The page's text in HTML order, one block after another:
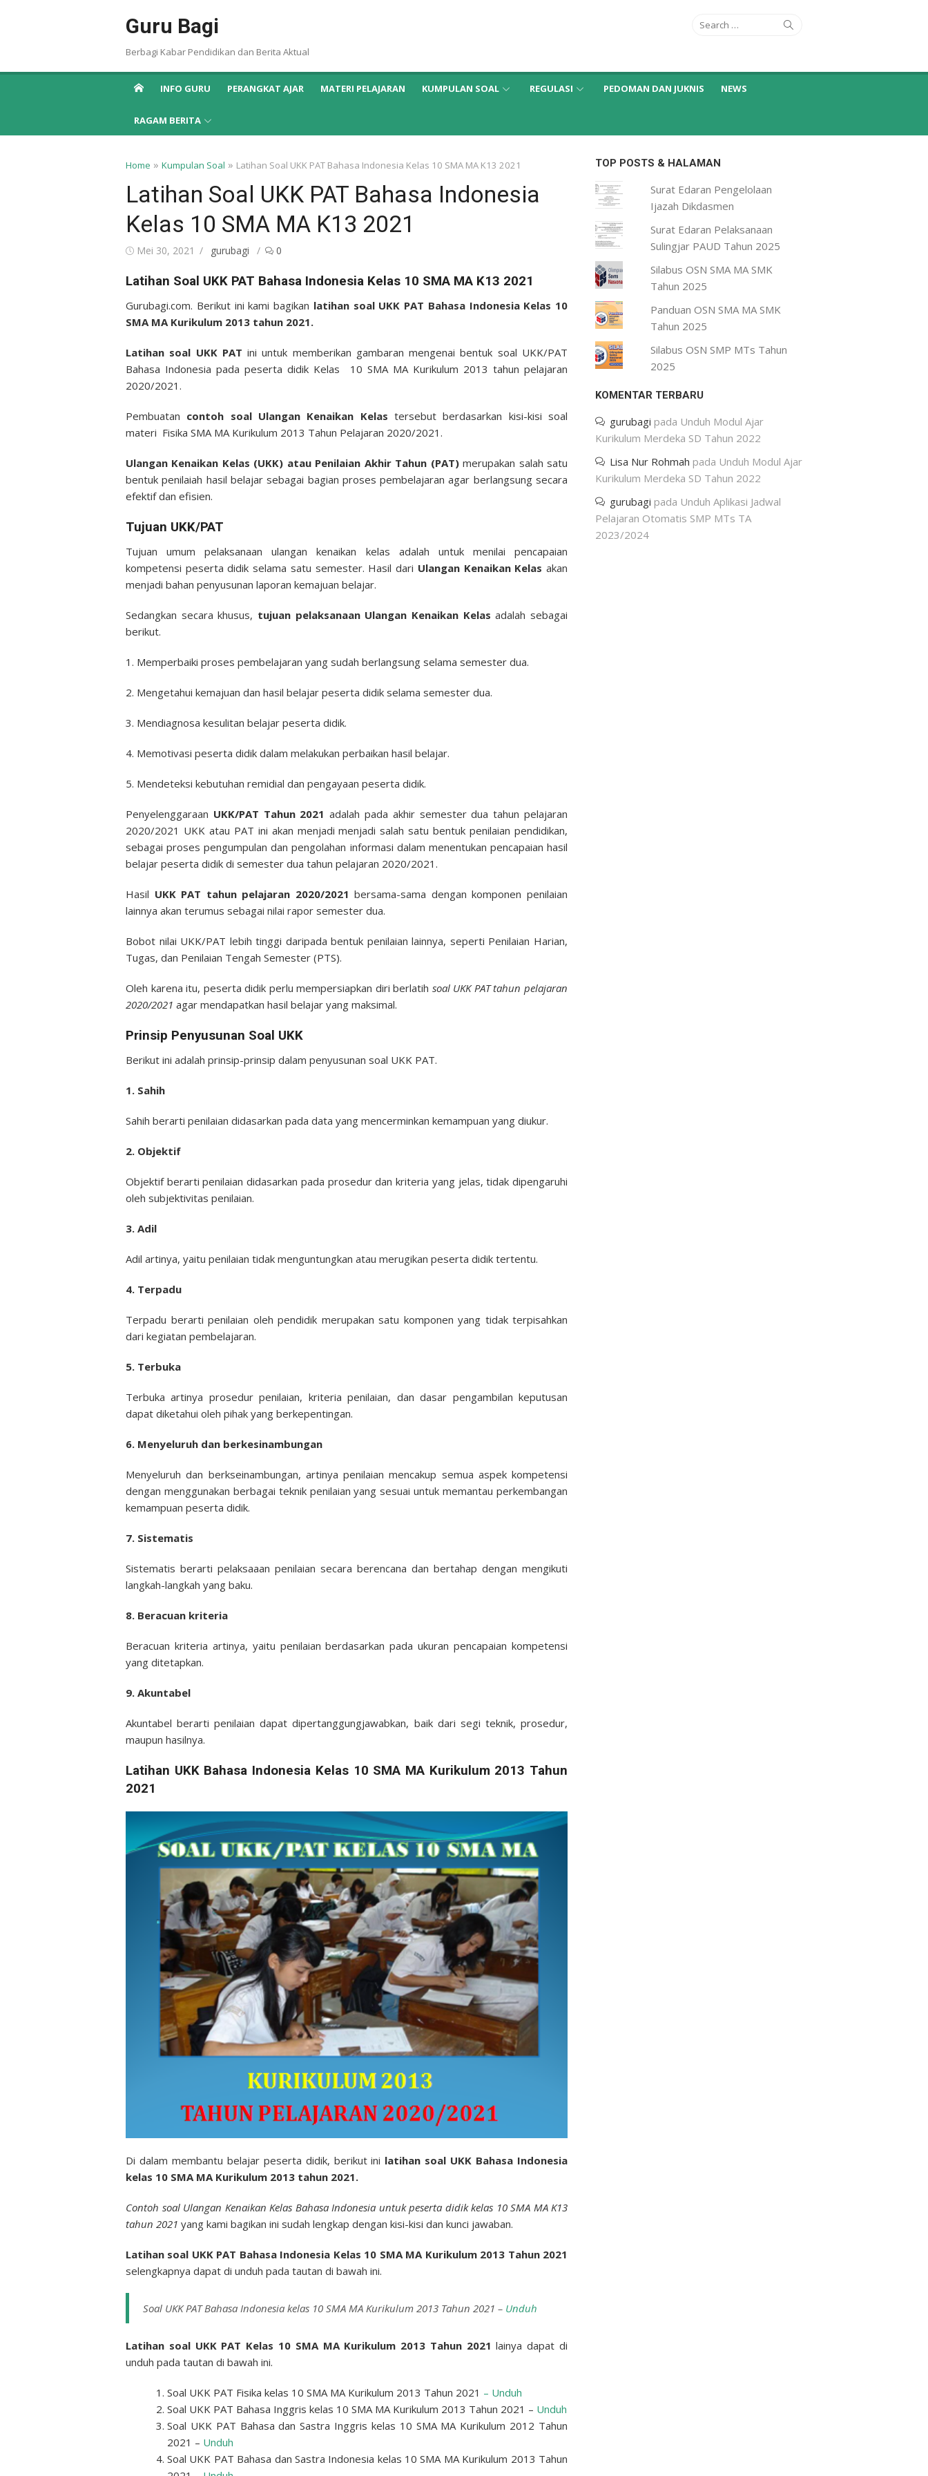
Guru Bagi
Berbagi Kabar Pendidikan dan Berita Aktual
Search
INFO GURU PERANGKAT AJAR MATERI PELAJARAN KUMPULAN SOAL REGULASI PEDOMAN DAN JUKNIS NEWS
RAGAM BERITA
Home » Kumpulan Soal » Latihan Soal UKK PAT Bahasa Indonesia Kelas 10 SMA MA K13 2021
Latihan Soal UKK PAT Bahasa Indonesia
Kelas 10 SMA MA K13 2021
PostedMei 30, 2021 Author
gurubagi 0
Latihan Soal UKK PAT Bahasa Indonesia Kelas 10 SMA MA K13 2021
Gurubagi.com. Berikut ini kami bagikan latihan soal UKK PAT Bahasa Indonesia Kelas 10
SMA MA Kurikulum 2013 tahun 2021.
Latihan soal UKK PAT ini untuk memberikan gambaran mengenai bentuk soal UKK/PAT
Bahasa Indonesia pada peserta didik Kelas 10 SMA MA Kurikulum 2013 tahun pelajaran
2020/2021.
Pembuatan contoh soal Ulangan Kenaikan Kelastersebut berdasarkan kisi-kisi soal
materi Fisika SMA MA Kurikulum 2013 Tahun Pelajaran 2020/2021.
Ulangan Kenaikan Kelas (UKK) atau Penilaian Akhir Tahun (PAT)merupakan salah satu
bentuk penilaiah hasil belajar sebagai bagian proses pembelajaran agar berlangsung secara
efektif dan efisien.
Tujuan UKK/PAT
Tujuan umum pelaksanaan ulangan kenaikan kelas adalah untuk menilai pencapaian
kompetensi peserta didik selama satu semester. Hasil dari Ulangan Kenaikan Kelasakan
menjadi bahan penyusunan laporan kemajuan belajar.
Sedangkan secara khusus, tujuan pelaksanaan Ulangan Kenaikan Kelas adalah sebagai
berikut.
1. Memperbaiki proses pembelajaran yang sudah berlangsung selama semester dua.
2. Mengetahui kemajuan dan hasil belajar peserta didik selama semester dua.
3. Mendiagnosa kesulitan belajar peserta didik.
4. Memotivasi peserta didik dalam melakukan perbaikan hasil belajar.
5. Mendeteksi kebutuhan remidial dan pengayaan peserta didik.
Penyelenggaraan UKK/PAT Tahun 2021 adalah pada akhir semester dua tahun pelajaran
2020/2021 UKK atau PAT ini akan menjadi menjadi salah satu bentuk penilaian pendidikan,
sebagai proses pengumpulan dan pengolahan informasi dalam menentukan pencapaian hasil
belajar peserta didik di semester dua tahun pelajaran 2020/2021.
Hasil UKK PAT tahun pelajaran 2020/2021 bersama-sama dengan komponen penilaian
lainnya akan terumus sebagai nilai rapor semester dua.
Bobot nilai UKK/PAT lebih tinggi daripada bentuk penilaian lainnya, seperti Penilaian Harian,
Tugas, dan Penilaian Tengah Semester (PTS).
Oleh karena itu, peserta didik perlu mempersiapkan diri berlatih soal UKK PAT tahun pelajaran
2020/2021 agar mendapatkan hasil belajar yang maksimal.
Prinsip Penyusunan Soal UKK
Berikut ini adalah prinsip-prinsip dalam penyusunan soal UKK PAT.
1. Sahih
Sahih berarti penilaian didasarkan pada data yang mencerminkan kemampuan yang diukur.
2. Objektif
Objektif berarti penilaian didasarkan pada prosedur dan kriteria yang jelas, tidak dipengaruhi
oleh subjektivitas penilaian.
3. Adil
Adil artinya, yaitu penilaian tidak menguntungkan atau merugikan peserta didik tertentu.
4. Terpadu
Terpadu berarti penilaian oleh pendidik merupakan satu komponen yang tidak terpisahkan
dari kegiatan pembelajaran.
5. Terbuka
Terbuka artinya prosedur penilaian, kriteria penilaian, dan dasar pengambilan keputusan
dapat diketahui oleh pihak yang berkepentingan.
6. Menyeluruh dan berkesinambungan
Menyeluruh dan berkseinambungan, artinya penilaian mencakup semua aspek kompetensi
dengan menggunakan berbagai teknik penilaian yang sesuai untuk memantau perkembangan
kemampuan peserta didik.
7. Sistematis
Sistematis berarti pelaksaaan penilaian secara berencana dan bertahap dengan mengikuti
langkah-langkah yang baku.
8. Beracuan kriteria
Beracuan kriteria artinya, yaitu penilaian berdasarkan pada ukuran pencapaian kompetensi
yang ditetapkan.
9. Akuntabel
Akuntabel berarti penilaian dapat dipertanggungjawabkan, baik dari segi teknik, prosedur,
maupun hasilnya.
Latihan UKK Bahasa Indonesia Kelas 10 SMA MA Kurikulum 2013 Tahun
2021
Di dalam membantu belajar peserta didik, berikut ini latihan soal UKK Bahasa Indonesia
kelas 10 SMA MA Kurikulum 2013 tahun 2021.
Contoh soal Ulangan Kenaikan Kelas Bahasa Indonesia untuk peserta didik kelas 10 SMA MA K13
tahun 2021 yang kami bagikan ini sudah lengkap dengan kisi-kisi dan kunci jawaban.
Latihan soal UKK PAT Bahasa Indonesia Kelas 10 SMA MA Kurikulum 2013 Tahun 2021
selengkapnya dapat di unduh pada tautan di bawah ini.
Soal UKK PAT Bahasa Indonesia kelas 10 SMA MA Kurikulum 2013 Tahun 2021 – Unduh
Latihan soal UKK PAT Kelas 10 SMA MA Kurikulum 2013 Tahun 2021lainya dapat di
unduh pada tautan di bawah ini.
Soal UKK PAT Fisika kelas 10 SMA MA Kurikulum 2013 Tahun 2021 – Unduh
Soal UKK PAT Bahasa Inggris kelas 10 SMA MA Kurikulum 2013 Tahun 2021 – Unduh
Soal UKK PAT Bahasa dan Sastra Inggris kelas 10 SMA MA Kurikulum 2012 Tahun
2021 – Unduh
Soal UKK PAT Bahasa dan Sastra Indonesia kelas 10 SMA MA Kurikulum 2013 Tahun
TOP POSTS & HALAMAN
Surat Edaran Pengelolaan
Ijazah Dikdasmen
Surat Edaran Pelaksanaan
Sulingjar PAUD Tahun 2025
Silabus OSN SMA MA SMK
Tahun 2025
Panduan OSN SMA MA SMK
Tahun 2025
Silabus OSN SMP MTs Tahun
2025
KOMENTAR TERBARU
gurubagi pada Unduh Modul Ajar
Kurikulum Merdeka SD Tahun 2022
Lisa Nur Rohmah pada Unduh Modul Ajar
Kurikulum Merdeka SD Tahun 2022
gurubagi pada Unduh Aplikasi Jadwal
Pelajaran Otomatis SMP MTs TA
2023/2024